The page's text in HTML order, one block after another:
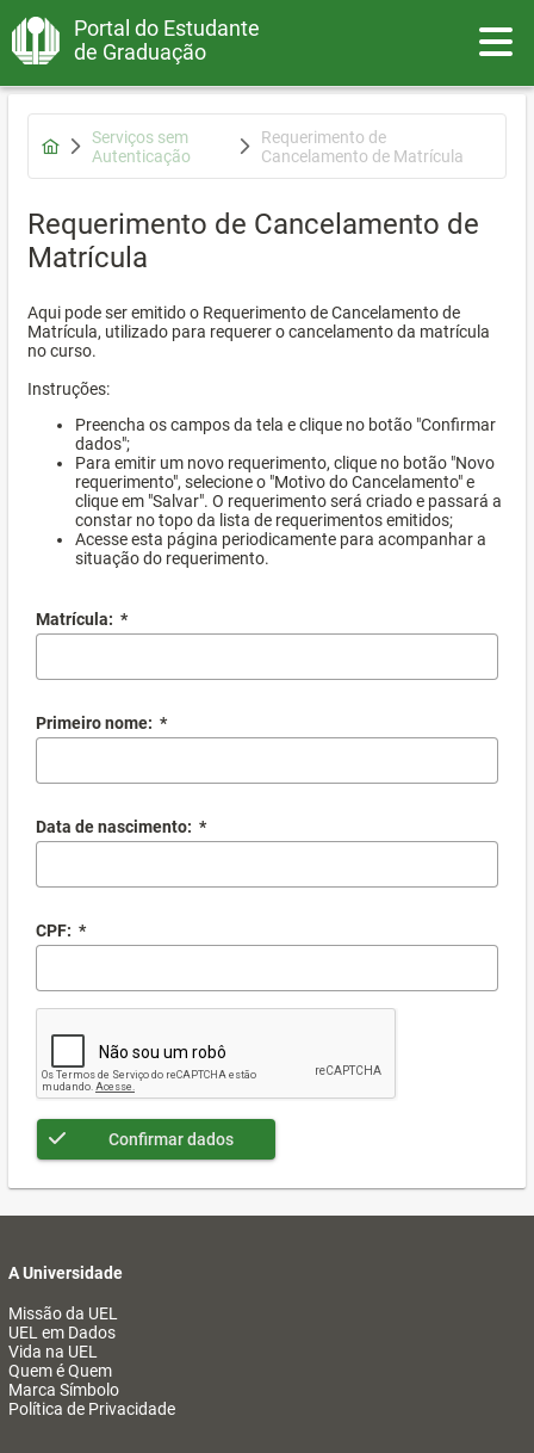
Portal do Estudante
de Graduação
Serviços sem
Autenticação
Requerimento de
Cancelamento de Matrícula
Requerimento de Cancelamento de
Matrícula
Aqui pode ser emitido o Requerimento de Cancelamento de
Matrícula, utilizado para requerer o cancelamento da matrícula
no curso.
Instruções:
Preencha os campos da tela e clique no botão "Confirmar
dados";
Para emitir um novo requerimento, clique no botão "Novo
requerimento", selecione o "Motivo do Cancelamento" e
clique em "Salvar". O requerimento será criado e passará a
constar no topo da lista de requerimentos emitidos;
Acesse esta página periodicamente para acompanhar a
situação do requerimento.
Matrícula: *
Primeiro nome: *
Data de nascimento: *
CPF: *
Confirmar dados
A Universidade
Missão da UEL
UEL em Dados
Vida na UEL
Quem é Quem
Marca Símbolo
Política de Privacidade